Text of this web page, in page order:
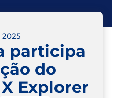
participa
do
Explorer